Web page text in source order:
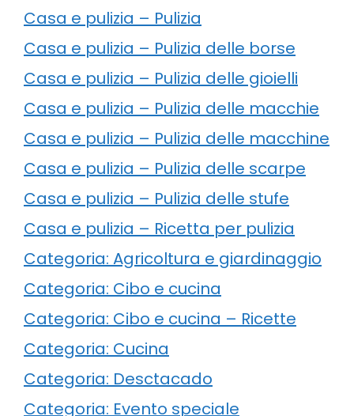
Casa e pulizia – Pulizia
Casa e pulizia – Pulizia delle borse
Casa e pulizia – Pulizia delle gioielli
Casa e pulizia – Pulizia delle macchie
Casa e pulizia – Pulizia delle macchine
Casa e pulizia – Pulizia delle scarpe
Casa e pulizia – Pulizia delle stufe
Casa e pulizia – Ricetta per pulizia
Categoria: Agricoltura e giardinaggio
Categoria: Cibo e cucina
Categoria: Cibo e cucina – Ricette
Categoria: Cucina
Categoria: Desctacado
Categoria: Evento speciale